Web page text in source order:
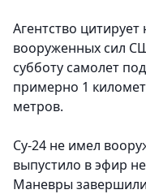
Агентство
вооруженных сил
субботу самолет
примерно 1
метров.
Су-24 не имел
выпустило в эфир
Маневры